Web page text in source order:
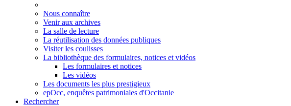
Nous connaître
Venir aux archives
La salle de lecture
La réutilisation des données publiques
Visiter les coulisses
La bibliothèque des formulaires, notices et vidéos
Les formulaires et notices
Les vidéos
Les documents les plus prestigieux
epOcc, enquêtes patrimoniales d'Occitanie
Rechercher